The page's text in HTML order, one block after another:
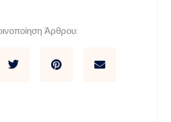
Άρθρου: